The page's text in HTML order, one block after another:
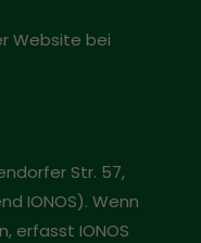
Website bei
Str. 57,
IONOS). Wenn
erfasst IONOS